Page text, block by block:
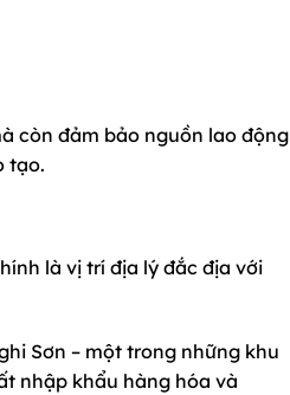
còn đảm bảo nguồn lao động
tạo.
là vị trí địa lý đắc địa với
Sơn – một trong những khu
nhập khẩu hàng hóa và